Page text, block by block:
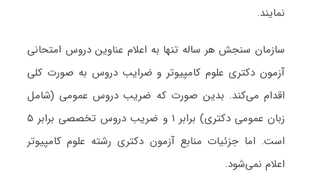
نمایند.
سازمان سنجش هر ساله تنها به اعلام عناوین دروس امتحانی
آزمون دکتری ﻋﻠﻮم ﻛﺎﻣﭙﻴﻮﺗﺮ و ضرایب دروس به صورت کلی
اقدام می‌کند. بدین صورت که ضریب دروس عمومی (شامل
زبان عمومی دکتری) برابر ۱ و ضریب دروس تخصصی برابر ۵
است. اما جزئیات منابع آزمون دکتری رشته ﻋﻠﻮم ﻛﺎﻣﭙﻴﻮﺗﺮ
اعلام نمی‌شود.